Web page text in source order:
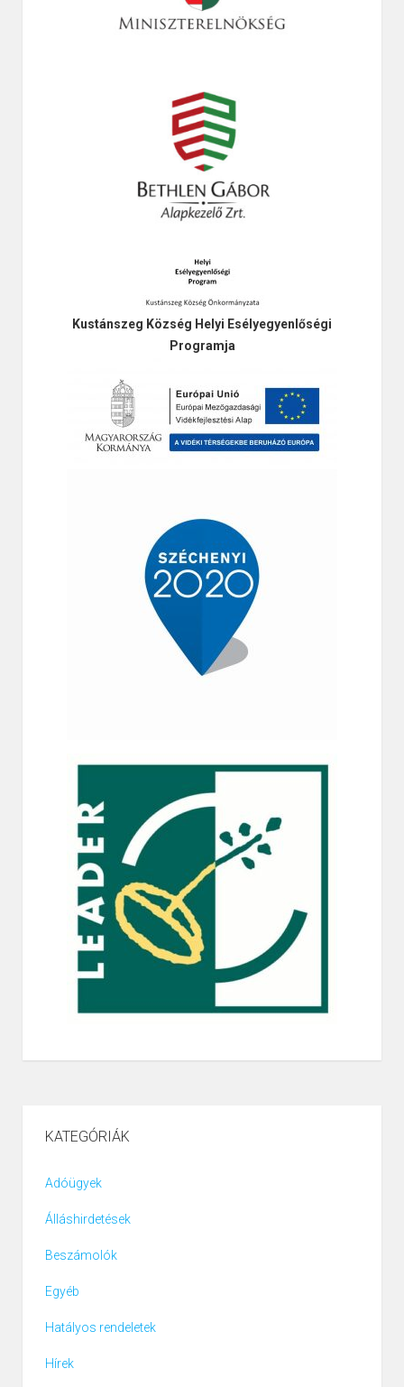
Kustánszeg Község Helyi Esélyegyenlőségi
Programja
KATEGÓRIÁK
Adóügyek
Álláshirdetések
Beszámolók
Egyéb
Hatályos rendeletek
Hírek